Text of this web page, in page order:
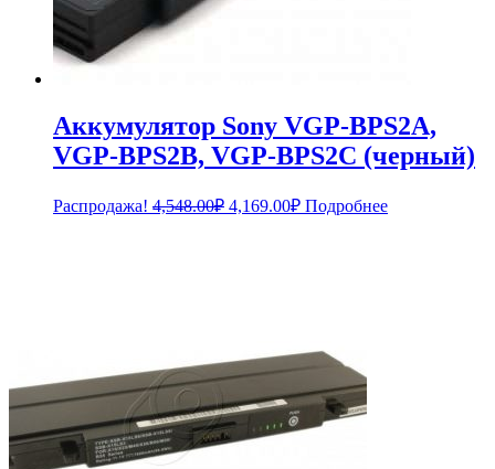
Аккумулятор Sony VGP-BPS2A,
VGP-BPS2B, VGP-BPS2C (черный)
Распродажа! 4,548.00₽ Первоначальная
4,169.00₽Текущая
цена:
Подробнее